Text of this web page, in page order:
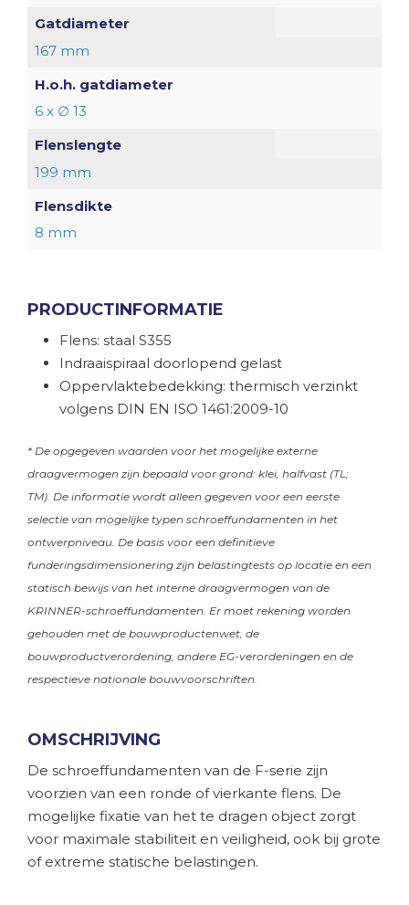
Gatdiameter
167 mm
H.o.h. gatdiameter
6 x ∅ 13
Flenslengte
199 mm
Flensdikte
8 mm
PRODUCTINFORMATIE
Flens: staal S355
Indraaispiraal doorlopend gelast
Oppervlaktebedekking: thermisch verzinkt
volgens DIN EN ISO 1461:2009-10
* De opgegeven waarden voor het mogelijke externe
draagvermogen zijn bepaald voor grond: klei, halfvast (TL;
TM). De informatie wordt alleen gegeven voor een eerste
selectie van mogelijke typen schroeffundamenten in het
ontwerpniveau. De basis voor een definitieve
funderingsdimensionering zijn belastingtests op locatie en een
statisch bewijs van het interne draagvermogen van de
KRINNER-schroeffundamenten. Er moet rekening worden
gehouden met de bouwproductenwet, de
bouwproductverordening, andere EG-verordeningen en de
respectieve nationale bouwvoorschriften.
OMSCHRIJVING
De schroeffundamenten van de F-serie zijn
voorzien van een ronde of vierkante flens. De
mogelijke fixatie van het te dragen object zorgt
voor maximale stabiliteit en veiligheid, ook bij grote
of extreme statische belastingen.